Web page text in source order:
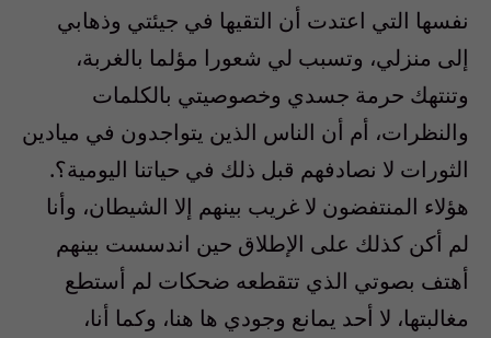
نفسها التي اعتدت أن التقيها في جيئتي وذهابي
إلى منزلي، وتسبب لي شعورا مؤلما بالغربة،
وتنتهك حرمة جسدي وخصوصيتي بالكلمات
والنظرات، أم أن الناس الذين يتواجدون في ميادين
الثورات لا نصادفهم قبل ذلك في حياتنا اليومية؟.
هؤلاء المنتفضون لا غريب بينهم إلا الشيطان، وأنا
لم أكن كذلك على الإطلاق حين اندسست بينهم
أهتف بصوتي الذي تتقطعه ضحكات لم أستطع
مغالبتها، لا أحد يمانع وجودي ها هنا، وكما أنا،